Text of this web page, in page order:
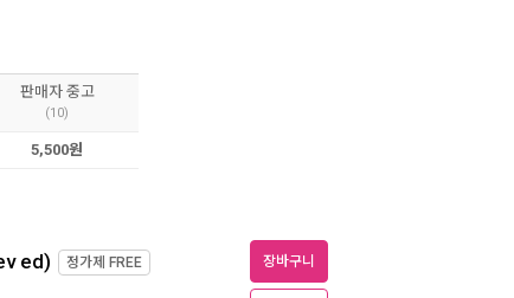
판매자 중고
(10)
5,500원
ed) 정가제 FREE
장바구니